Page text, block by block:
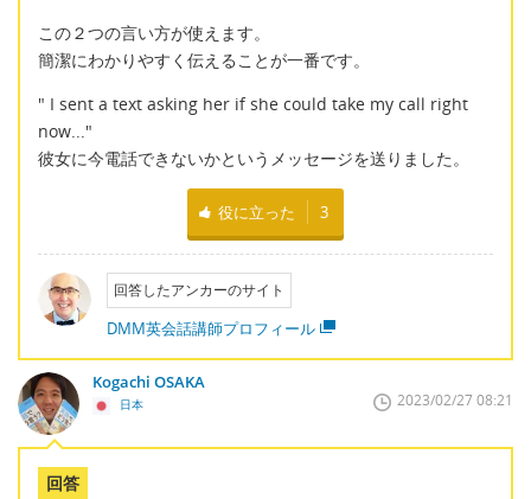
この２つの言い方が使えます。
簡潔にわかりやすく伝えることが一番です。
" I sent a text asking her if she could take my call right
now..."
彼女に今電話できないかというメッセージを送りました。
役に立った 3
回答したアンカーのサイト
DMM英会話講師プロフィール
Kogachi OSAKA
日本 2023/02/27 08:21
回答